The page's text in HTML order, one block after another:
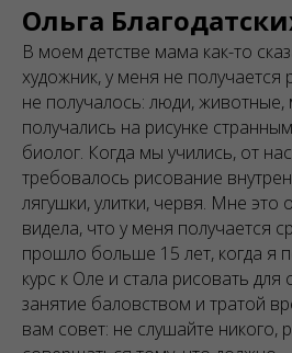
Ольга
В моем детстве мама как-то
художник, у меня не получается
не получалось: люди,
получались на рисунке
биолог. Когда мы учились, от
требовалось рисование
лягушки, улитки, червя. Мне это
видела, что у меня получается
прошло больше 15 лет, когда я
курс к Оле и стала рисовать
занятие баловством и тратой
вам совет: не слушайте никого,